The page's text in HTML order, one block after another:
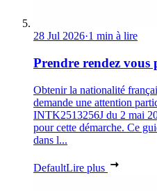
28 Jul 2026·1 min à lire
Prendre rendez
Obtenir la nationalité
demande une attention
INTK2513256J du 2 mai
pour cette démarche. Ce
dans l...
DefaultLire plus